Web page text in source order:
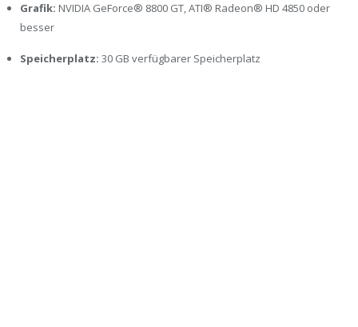
Grafik: NVIDIA GeForce® 8800 GT, ATI® Radeon® HD 4850 oder
besser
Speicherplatz: 30 GB verfügbarer Speicherplatz